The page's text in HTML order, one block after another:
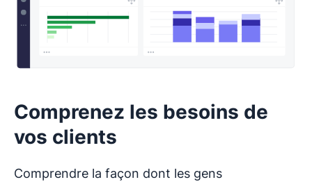
Comprenez les besoins de
vos clients
Comprendre la façon dont les gens